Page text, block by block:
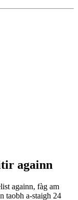
againn
againn, fàg am
taobh a-staigh 24